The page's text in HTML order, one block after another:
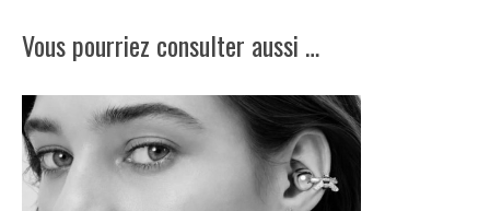
Vous pourriez consulter aussi …